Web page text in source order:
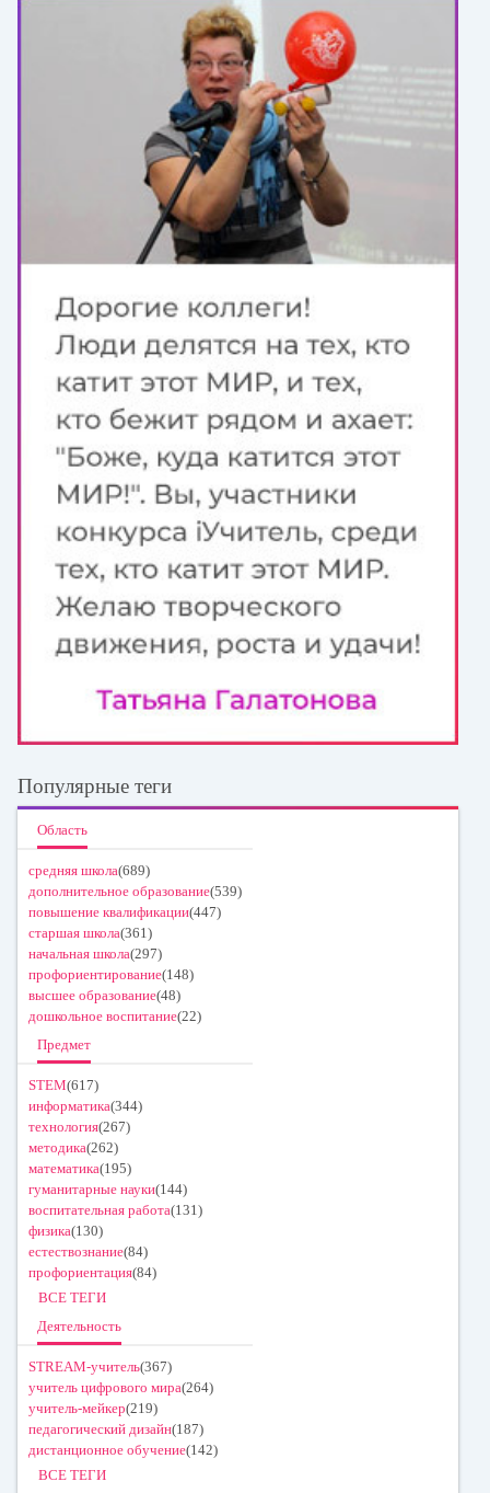
Популярные теги
Область
средняя школа(689)
дополнительное образование(539)
повышение квалификации(447)
старшая школа(361)
начальная школа(297)
профориентирование(148)
высшее образование(48)
дошкольное воспитание(22)
Предмет
STEM(617)
информатика(344)
технология(267)
методика(262)
математика(195)
гуманитарные науки(144)
воспитательная работа(131)
физика(130)
естествознание(84)
профориентация(84)
ВСЕ ТЕГИ
Деятельность
STREAM-учитель(367)
учитель цифрового мира(264)
учитель-мейкер(219)
педагогический дизайн(187)
дистанционное обучение(142)
ВСЕ ТЕГИ